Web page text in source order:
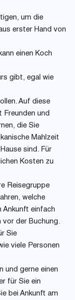
um die
erster Hand von
einen Koch
gibt, egal wie
Auf diese
Freunden und
die Sie
Mahlzeit
sind. Für
Kosten zu
Reisegruppe
welche
Ankunft einfach
vor der Buchung.
Sie
viele Personen
und gerne einen
für Sie ein
bei Ankunft am